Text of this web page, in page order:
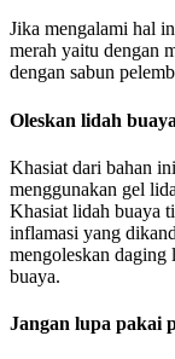
Jika mengalami hal
merah yaitu dengan
dengan sabun
Oleskan lidah buaya
Khasiat dari bahan
menggunakan gel
Khasiat lidah buaya
inflamasi yang
mengoleskan daging
buaya.
Jangan lupa pakai